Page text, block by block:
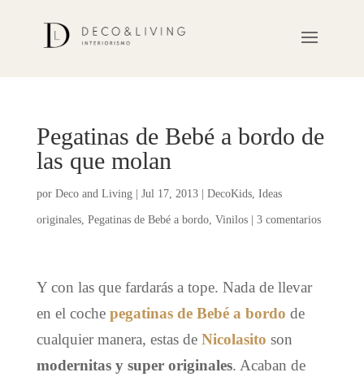
Pegatinas de Bebé a bordo de
las que molan
por Deco and Living| Jul 17, 2013| DecoKids, Ideas
originales, Pegatinas de Bebé a bordo, Vinilos| 3 comentarios
Y con las que fardarás a tope. Nada de llevar
en el coche pegatinas de Bebé a bordo de
cualquier manera, estas de Nicolasito son
modernitas y super originales. Acaban de